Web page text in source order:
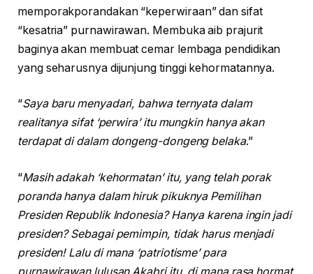
memporakporandakan “keperwiraan” dan sifat
“kesatria” purnawirawan. Membuka aib prajurit
baginya akan membuat cemar lembaga pendidikan
yang seharusnya dijunjung tinggi kehormatannya.
“Saya baru menyadari, bahwa ternyata dalam
realitanya sifat ‘perwira’ itu mungkin hanya akan
terdapat di dalam dongeng-dongeng belaka.”
“Masih adakah ‘kehormatan’ itu, yang telah porak
poranda hanya dalam hiruk pikuknya Pemilihan
Presiden Republik Indonesia? Hanya karena ingin jadi
presiden? Sebagai pemimpin, tidak harus menjadi
presiden! Lalu di mana ‘patriotisme’ para